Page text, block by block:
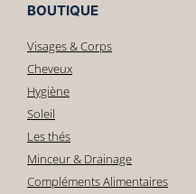
BOUTIQUE
Visages & Corps
Cheveux
Hygiène
Soleil
Les thés
Minceur & Drainage
Compléments Alimentaires